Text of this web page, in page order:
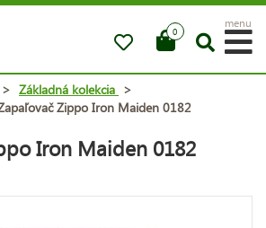
0
menu
> Základná kolekcia >
Zippo Iron Maiden 0182
Iron Maiden 0182